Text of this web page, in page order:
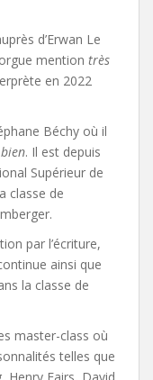
d’Erwan Le
mention très
en 2022
Béchy où il
bien. Il est depuis
Supérieur de
classe de
par l’écriture,
ainsi que
la classe de
master-class où
telles que